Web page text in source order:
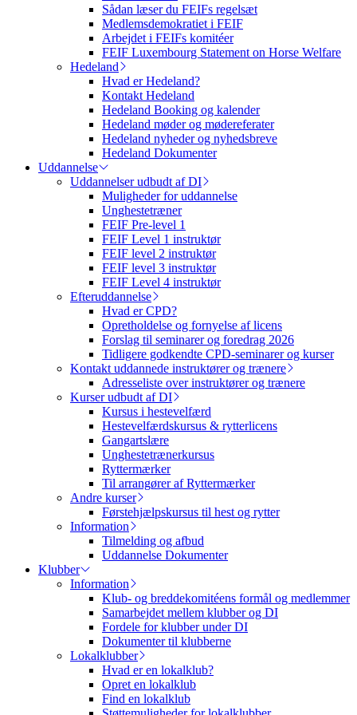
Sådan læser du FEIFs regelsæt
Medlemsdemokratiet i FEIF
Arbejdet i FEIFs komitéer
FEIF Luxembourg Statement on Horse Welfare
Hedeland
Hvad er Hedeland?
Kontakt Hedeland
Hedeland Booking og kalender
Hedeland møder og mødereferater
Hedeland nyheder og nyhedsbreve
Hedeland Dokumenter
Uddannelse
Uddannelser udbudt af DI
Muligheder for uddannelse
Unghestetræner
FEIF Pre-level 1
FEIF Level 1 instruktør
FEIF level 2 instruktør
FEIF level 3 instruktør
FEIF Level 4 instruktør
Efteruddannelse
Hvad er CPD?
Opretholdelse og fornyelse af licens
Forslag til seminarer og foredrag 2026
Tidligere godkendte CPD-seminarer og kurser
Kontakt uddannede instruktører og trænere
Adresseliste over instruktører og trænere
Kurser udbudt af DI
Kursus i hestevelfærd
Hestevelfærdskursus & rytterlicens
Gangartslære
Unghestetrænerkursus
Ryttermærker
Til arrangører af Ryttermærker
Andre kurser
Førstehjælpskursus til hest og rytter
Information
Tilmelding og afbud
Uddannelse Dokumenter
Klubber
Information
Klub- og breddekomitéens formål og medlemmer
Samarbejdet mellem klubber og DI
Fordele for klubber under DI
Dokumenter til klubberne
Lokalklubber
Hvad er en lokalklub?
Opret en lokalklub
Find en lokalklub